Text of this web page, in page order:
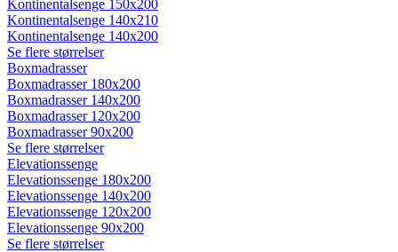
Kontinentalsenge 150x200
Kontinentalsenge 140x210
Kontinentalsenge 140x200
Se flere størrelser
Boxmadrasser
Boxmadrasser 180x200
Boxmadrasser 140x200
Boxmadrasser 120x200
Boxmadrasser 90x200
Se flere størrelser
Elevationssenge
Elevationssenge 180x200
Elevationssenge 140x200
Elevationssenge 120x200
Elevationssenge 90x200
Se flere størrelser